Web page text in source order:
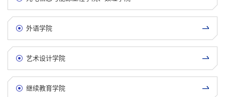
外语学院
艺术设计学院
继续教育学院